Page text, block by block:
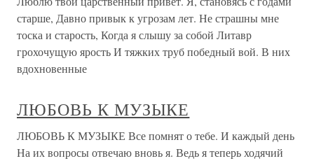
старше, Давно привык к угрозам лет. Не страшны мне
тоска и старость, Когда я слышу за собой Литавр
грохочущую ярость И тяжких труб победный вой. В них
вдохновенные
ЛЮБОВЬ К МУЗЫКЕ
ЛЮБОВЬ К МУЗЫКЕ Все помнят о тебе. И каждый день
На их вопросы отвечаю вновь я. Ведь я теперь ходячий